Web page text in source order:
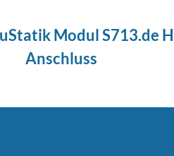
Modul S713.de
Anschluss